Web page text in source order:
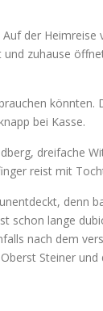
der
zuhause
bei Kasse.
dreifache
reist mit
denn
schon lange
nach dem
Steiner